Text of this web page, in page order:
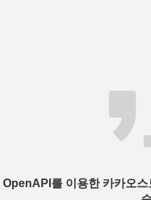
OpenAPI를 이용한 카카오